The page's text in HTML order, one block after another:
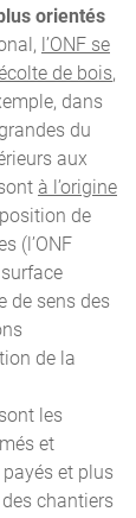
orientés
l’ONF se
de bois,
dans
du
aux
à l’origine
position de
(l’ONF
de sens des
de la
les
et
et plus
chantiers